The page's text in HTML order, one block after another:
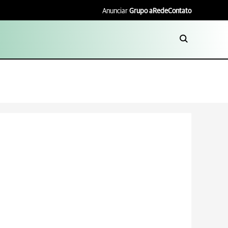
Anunciar Grupo aRedeContato